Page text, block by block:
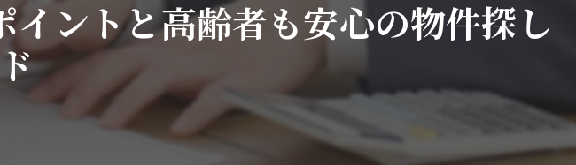
ントと高齢者も安心の物件探し